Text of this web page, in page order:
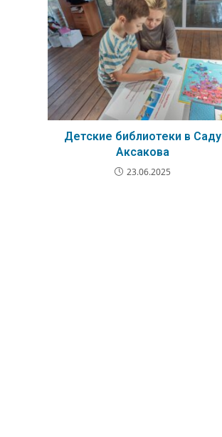
Детские библиотеки в Саду
Аксакова
23.06.2025